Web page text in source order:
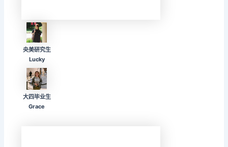
央美研究生
Lucky
大四毕业生
Grace